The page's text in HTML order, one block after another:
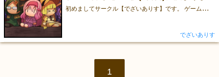
初
めましてサークル【でざいありす】です。 ゲームマーケット2024秋 11/17（日）の【N06】にて出展いたします。 値段やルール等をゲムマ当日までの間に公開していきますのでよろしくお願いいたします。
でざいありす
1